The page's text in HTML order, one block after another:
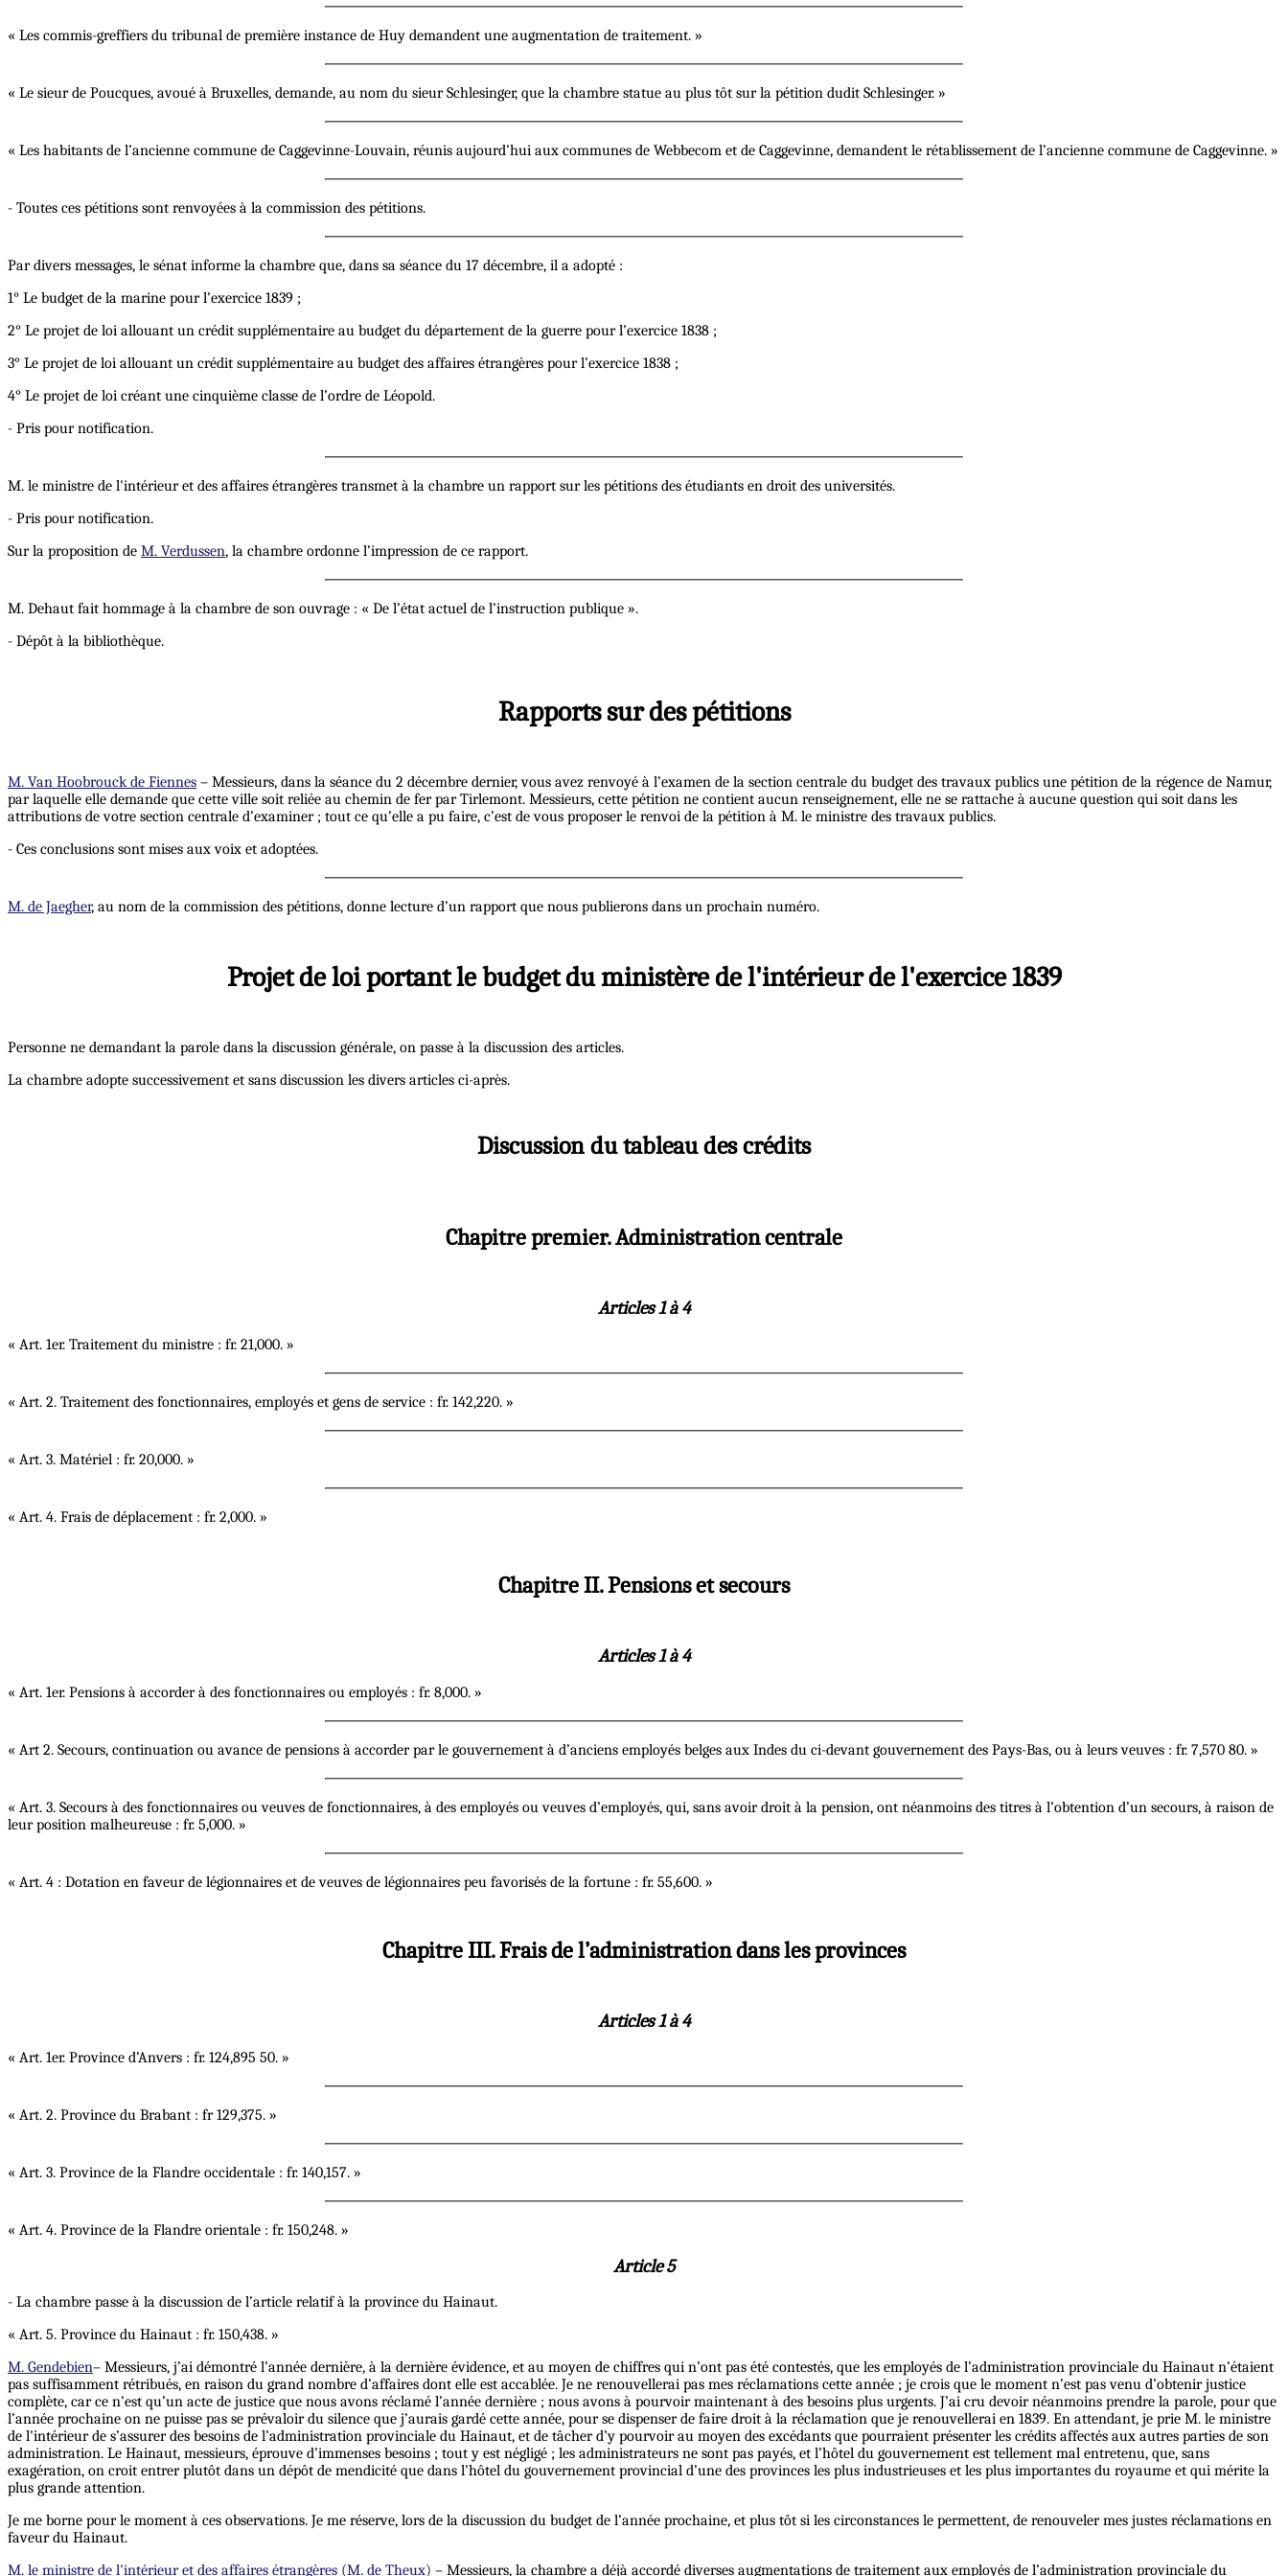
« Les commis-greffiers du tribunal de première instance de Huy demandent une augmentation de traitement. »
« Le sieur de Poucques, avoué à Bruxelles, demande, au nom du sieur Schlesinger, que la chambre statue au plus tôt sur la pétition dudit Schlesinger. »
« Les habitants de l’ancienne commune de Caggevinne-Louvain, réunis aujourd’hui aux communes de Webbecom et de Caggevinne, demandent le rétablissement de l’ancienne commune de Caggevinne. »
- Toutes ces pétitions sont renvoyées à la commission des pétitions.
Par divers messages, le sénat informe la chambre que, dans sa séance du 17 décembre, il a adopté :
1° Le budget de la marine pour l’exercice 1839 ;
2° Le projet de loi allouant un crédit supplémentaire au budget du département de la guerre pour l’exercice 1838 ;
3° Le projet de loi allouant un crédit supplémentaire au budget des affaires étrangères pour l’exercice 1838 ;
4° Le projet de loi créant une cinquième classe de l’ordre de Léopold.
- Pris pour notification.
M. le ministre de l'intérieur et des affaires étrangères transmet à la chambre un rapport sur les pétitions des étudiants en droit des universités.
- Pris pour notification.
Sur la proposition de M. Verdussen, la chambre ordonne l’impression de ce rapport.
M. Dehaut fait hommage à la chambre de son ouvrage : « De l’état actuel de l’instruction publique ».
- Dépôt à la bibliothèque.
Rapports sur des pétitions
M. Van Hoobrouck de Fiennes – Messieurs, dans la séance du 2 décembre dernier, vous avez renvoyé à l’examen de la section centrale du budget des travaux publics une pétition de la régence de Namur,
par laquelle elle demande que cette ville soit reliée au chemin de fer par Tirlemont. Messieurs, cette pétition ne contient aucun renseignement, elle ne se rattache à aucune question qui soit dans les
attributions de votre section centrale d’examiner ; tout ce qu’elle a pu faire, c’est de vous proposer le renvoi de la pétition à M. le ministre des travaux publics.
- Ces conclusions sont mises aux voix et adoptées.
M. de Jaegher, au nom de la commission des pétitions, donne lecture d’un rapport que nous publierons dans un prochain numéro.
Projet de loi portant le budget du ministère de l'intérieur de l'exercice 1839
Personne ne demandant la parole dans la discussion générale, on passe à la discussion des articles.
La chambre adopte successivement et sans discussion les divers articles ci-après.
Discussion du tableau des crédits
Chapitre premier. Administration centrale
Articles 1 à 4
« Art. 1er. Traitement du ministre : fr. 21,000. »
« Art. 2. Traitement des fonctionnaires, employés et gens de service : fr. 142,220. »
« Art. 3. Matériel : fr. 20,000. »
« Art. 4. Frais de déplacement : fr. 2,000. »
Chapitre II. Pensions et secours
Articles 1 à 4
« Art. 1er. Pensions à accorder à des fonctionnaires ou employés : fr. 8,000. »
« Art 2. Secours, continuation ou avance de pensions à accorder par le gouvernement à d’anciens employés belges aux Indes du ci-devant gouvernement des Pays-Bas, ou à leurs veuves : fr. 7,570 80. »
« Art. 3. Secours à des fonctionnaires ou veuves de fonctionnaires, à des employés ou veuves d’employés, qui, sans avoir droit à la pension, ont néanmoins des titres à l’obtention d’un secours, à raison de
leur position malheureuse : fr. 5,000. »
« Art. 4 : Dotation en faveur de légionnaires et de veuves de légionnaires peu favorisés de la fortune : fr. 55,600. »
Chapitre III. Frais de l’administration dans les provinces
Articles 1 à 4
« Art. 1er. Province d’Anvers : fr. 124,895 50. »
« Art. 2. Province du Brabant : fr 129,375. »
« Art. 3. Province de la Flandre occidentale : fr. 140,157. »
« Art. 4. Province de la Flandre orientale : fr. 150,248. »
Article 5
- La chambre passe à la discussion de l’article relatif à la province du Hainaut.
« Art. 5. Province du Hainaut : fr. 150,438. »
M. Gendebien– Messieurs, j’ai démontré l’année dernière, à la dernière évidence, et au moyen de chiffres qui n’ont pas été contestés, que les employés de l’administration provinciale du Hainaut n’étaient
pas suffisamment rétribués, en raison du grand nombre d’affaires dont elle est accablée. Je ne renouvellerai pas mes réclamations cette année ; je crois que le moment n’est pas venu d’obtenir justice
complète, car ce n’est qu’un acte de justice que nous avons réclamé l’année dernière ; nous avons à pourvoir maintenant à des besoins plus urgents. J’ai cru devoir néanmoins prendre la parole, pour que
l’année prochaine on ne puisse pas se prévaloir du silence que j’aurais gardé cette année, pour se dispenser de faire droit à la réclamation que je renouvellerai en 1839. En attendant, je prie M. le ministre
de l'intérieur de s’assurer des besoins de l’administration provinciale du Hainaut, et de tâcher d’y pourvoir au moyen des excédants que pourraient présenter les crédits affectés aux autres parties de son
administration. Le Hainaut, messieurs, éprouve d’immenses besoins ; tout y est négligé ; les administrateurs ne sont pas payés, et l’hôtel du gouvernement est tellement mal entretenu, que, sans
exagération, on croit entrer plutôt dans un dépôt de mendicité que dans l’hôtel du gouvernement provincial d’une des provinces les plus industrieuses et les plus importantes du royaume et qui mérite la
plus grande attention.
Je me borne pour le moment à ces observations. Je me réserve, lors de la discussion du budget de l’année prochaine, et plus tôt si les circonstances le permettent, de renouveler mes justes réclamations en
faveur du Hainaut.
M. le ministre de l'intérieur et des affaires étrangères (M. de Theux) – Messieurs, la chambre a déjà accordé diverses augmentations de traitement aux employés de l’administration provinciale du